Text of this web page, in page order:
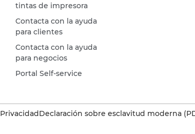
tintas de impresora
Contacta con la ayuda
para clientes
Contacta con la ayuda
para negocios
Portal Self-service
PrivacidadDeclaración sobre esclavitud moderna